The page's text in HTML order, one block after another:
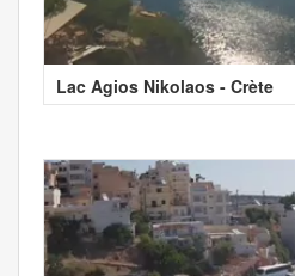
Lac Agios Nikolaos - Crète